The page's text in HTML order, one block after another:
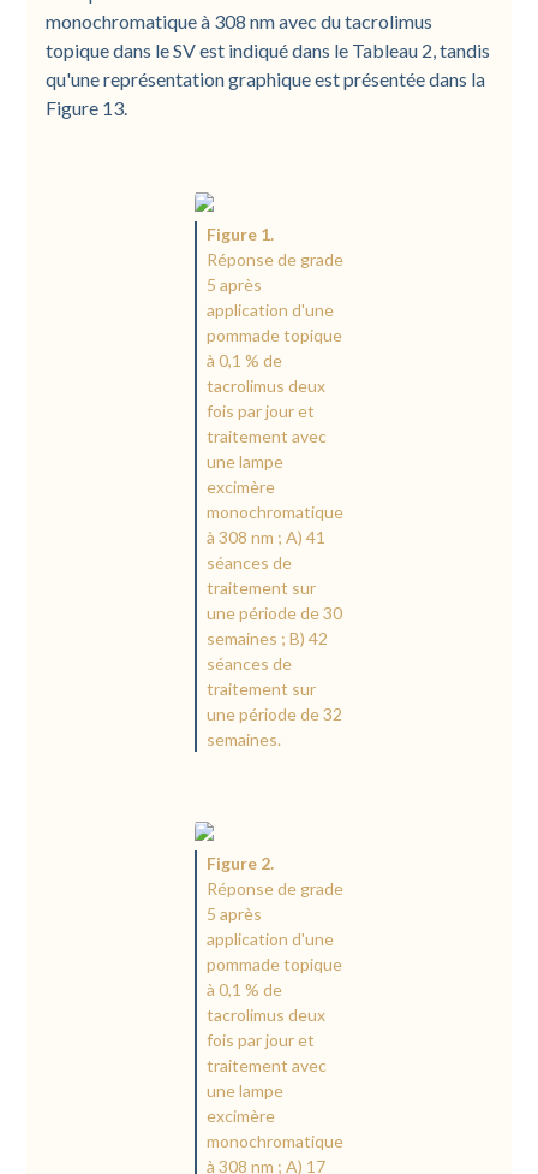
monochromatique à 308 nm avec du tacrolimus
topique dans le SV est indiqué dans le Tableau 2, tandis
qu'une représentation graphique est présentée dans la
Figure 13.
Figure 1.
Réponse de grade
5 après
application d'une
pommade topique
à 0,1 % de
tacrolimus deux
fois par jour et
traitement avec
une lampe
excimère
monochromatique
à 308 nm ; A) 41
séances de
traitement sur
une période de 30
semaines ; B) 42
séances de
traitement sur
une période de 32
semaines.
Figure 2.
Réponse de grade
5 après
application d'une
pommade topique
à 0,1 % de
tacrolimus deux
fois par jour et
traitement avec
une lampe
excimère
monochromatique
à 308 nm ; A) 17